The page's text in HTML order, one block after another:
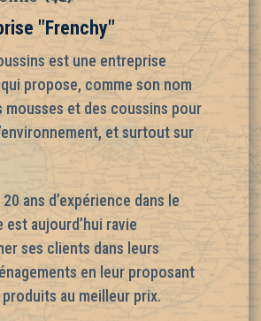
"Frenchy"
est une entreprise
propose, comme son nom
mousses et des coussins pour
et surtout sur
ans d’expérience dans le
est aujourd’hui ravie
ses clients dans leurs
en leur proposant
produits au meilleur prix.